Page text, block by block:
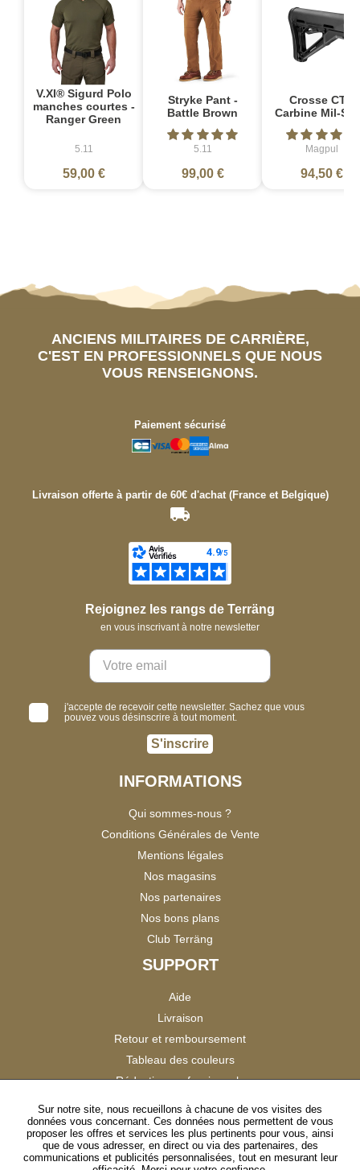
V.XI® Sigurd Polo
manches courtes -
Ranger Green
5.11
59,00 €
Stryke Pant -
Battle Brown
5.11
99,00 €
Crosse CTR
Carbine Mil-
Magpul
94,50 €
ANCIENS MILITAIRES DE CARRIÈRE,
C'EST EN PROFESSIONNELS QUE NOUS
VOUS RENSEIGNONS.
Paiement sécurisé
Livraison offerte à partir de 60€ d'achat (France et Belgique)
Rejoignez les rangs de Terräng
en vous inscrivant à notre newsletter
j'accepte de recevoir cette newsletter. Sachez que vous
pouvez vous désinscrire à tout moment.
S'inscrire
INFORMATIONS
Qui sommes-nous ?
Conditions Générales de Vente
Mentions légales
Nos magasins
Nos partenaires
Nos bons plans
Club Terräng
SUPPORT
Aide
Livraison
Retour et remboursement
Tableau des couleurs
Réduction professionnels
Satisfaction Clients
SUIVEZ-NOUS
Sur notre site, nous recueillons à chacune de vos visites des
données vous concernant. Ces données nous permettent de vous
proposer les offres et services les plus pertinents pour vous, ainsi
que de vous adresser, en direct ou via des partenaires, des
communications et publicités personnalisées, tout en mesurant leur